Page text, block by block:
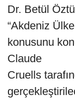
Dr. Betül
“Akdeniz
konusunu
Claude
Cruells